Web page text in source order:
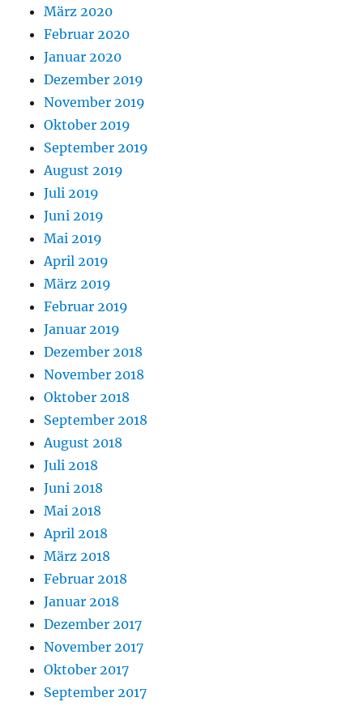
März 2020
Februar 2020
Januar 2020
Dezember 2019
November 2019
Oktober 2019
September 2019
August 2019
Juli 2019
Juni 2019
Mai 2019
April 2019
März 2019
Februar 2019
Januar 2019
Dezember 2018
November 2018
Oktober 2018
September 2018
August 2018
Juli 2018
Juni 2018
Mai 2018
April 2018
März 2018
Februar 2018
Januar 2018
Dezember 2017
November 2017
Oktober 2017
September 2017